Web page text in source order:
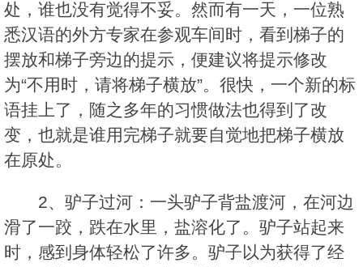
处，谁也没有觉得不妥。然而有一天，一位熟
悉汉语的外方专家在参观车间时，看到梯子的
摆放和梯子旁边的提示，便建议将提示修改
为“不用时，请将梯子横放”。很快，一个新的标
语挂上了，随之多年的习惯做法也得到了改
变，也就是谁用完梯子就要自觉地把梯子横放
在原处。
2、驴子过河：一头驴子背盐渡河，在河边
滑了一跤，跌在水里，盐溶化了。驴子站起来
时，感到身体轻松了许多。驴子以为获得了经